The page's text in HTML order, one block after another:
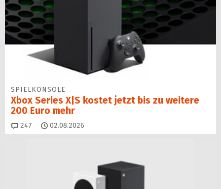
SPIELKONSOLE
Xbox Series X|S kostet jetzt bis zu weitere
200 Euro mehr
247 Kommentare
02.08.2026